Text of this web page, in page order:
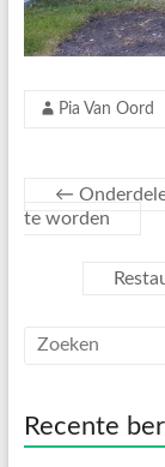
Pia Van Oord
←
te worden
Recente